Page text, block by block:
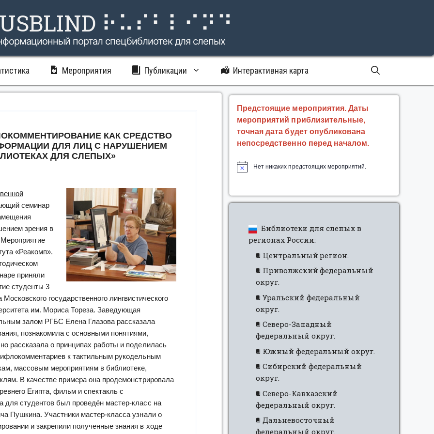
⠗⠥⠎⠃⠇⠊⠝⠙
портал спецбиблиотек для слепых
Мероприятия Публикации Интерактивная карта
КАК СРЕДСТВО
ДЛЯ ЛИЦ С НАРУШЕНИЕМ
ДЛЯ СЛЕПЫХ»
семинар
зрения в
«Реакомп».
приняли
студенты 3
Московского государственного лингвистического
им. Мориса Тореза. Заведующая
залом РГБС Елена Глазова рассказала
познакомила с основными понятиями,
рассказала о принципах работы и поделилась
к тактильным рукодельным
массовым мероприятиям в библиотеке,
В качестве примера она продемонстрировала
Египта, фильм и спектакль с
студентов был проведён мастер-класс на
Пушкина. Участники мастер-класса узнали о
и закрепили полученные знания в ходе
Предстоящие мероприятия. Даты
мероприятий приблизительные,
точная дата будет опубликована
непосредственно перед началом.
Нет никаких предстоящих мероприятий.
Библиотеки для слепых в
регионах России:
Центральный регион.
Приволжский федеральный
округ.
Уральский федеральный
округ.
Северо-Западный
федеральный округ.
Южный федеральный округ.
Сибирский федеральный
округ.
Северо-Кавказский
федеральный округ.
Дальневосточный
федеральный округ.